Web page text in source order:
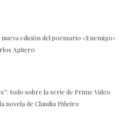
edición del poemario «Enemigo»
Agüero
todo sobre la serie de Prime Video
novela de Claudia Piñeiro